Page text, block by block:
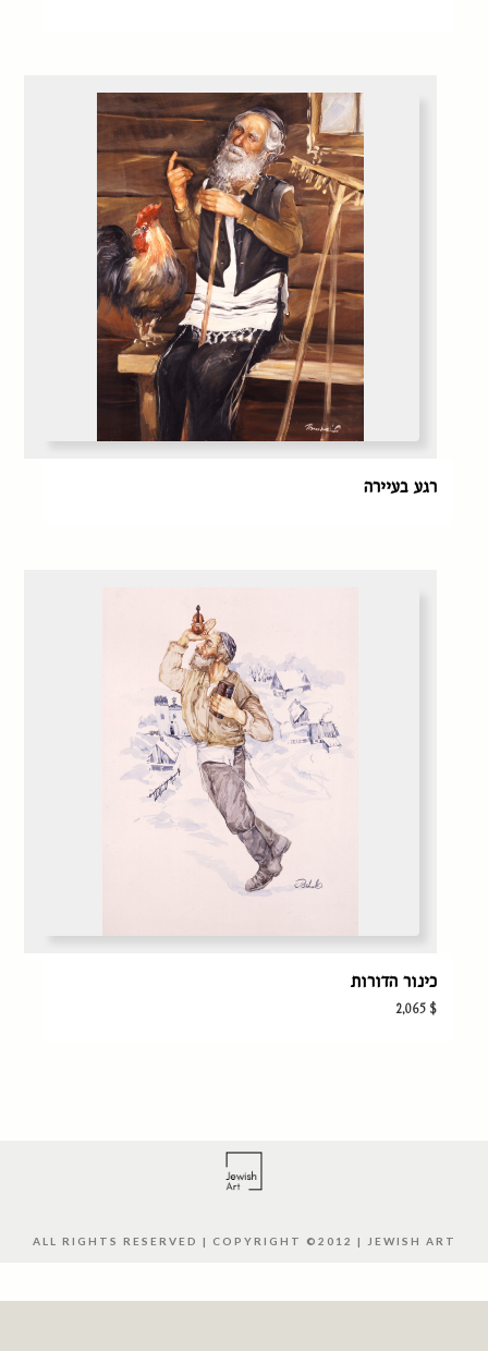
רגע בעיירה
כינור הדורות
2,065 $
ALL RIGHTS RESERVED | COPYRIGHT ©2012 | JEWISH ART